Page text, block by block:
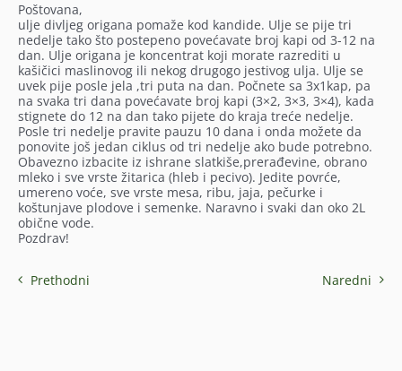
Poštovana,
ulje divljeg origana pomaže kod kandide. Ulje se pije tri
nedelje tako što postepeno povećavate broj kapi od 3-12 na
dan. Ulje origana je koncentrat koji morate razrediti u
kašičici maslinovog ili nekog drugogo jestivog ulja. Ulje se
uvek pije posle jela ,tri puta na dan. Počnete sa 3x1kap, pa
na svaka tri dana povećavate broj kapi (3×2, 3×3, 3×4), kada
stignete do 12 na dan tako pijete do kraja treće nedelje.
Posle tri nedelje pravite pauzu 10 dana i onda možete da
ponovite još jedan ciklus od tri nedelje ako bude potrebno.
Obavezno izbacite iz ishrane slatkiše,prerađevine, obrano
mleko i sve vrste žitarica (hleb i pecivo). Jedite povrće,
umereno voće, sve vrste mesa, ribu, jaja, pečurke i
koštunjave plodove i semenke. Naravno i svaki dan oko 2L
obične vode.
Pozdrav!
Prethodni Naredni